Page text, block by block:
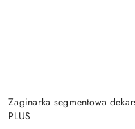
Zaginarka segmentowa
PLUS